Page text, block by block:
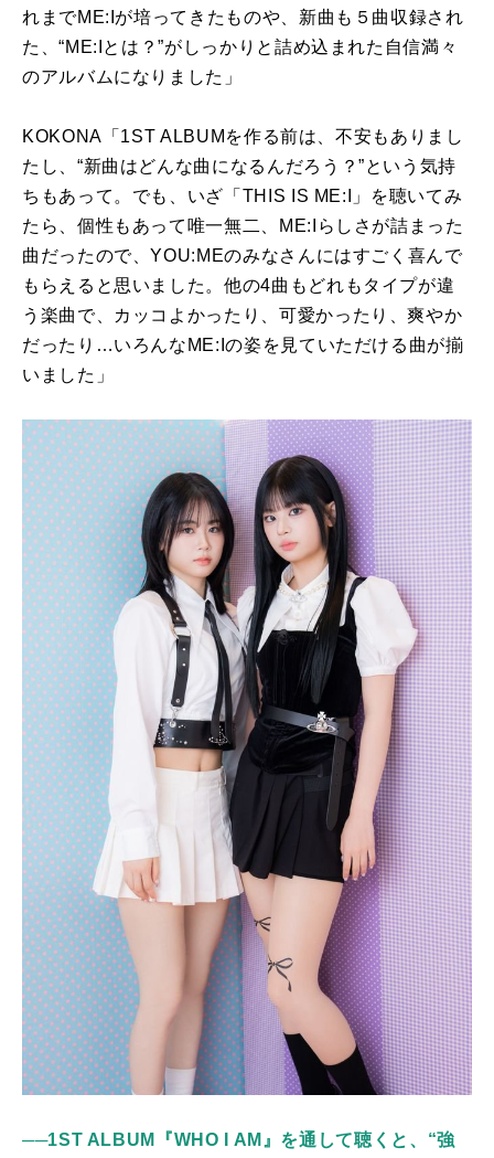
れまでME:I が培ってきたものや、新曲も５曲収録され
た、“ME:I とは？”がしっかりと詰め込まれた自信満々
のアルバムになりました」
KOKONA「 1ST ALBUM を作る前は、不安もありまし
たし、 “新曲はどんな曲になるんだろう？”という気持
ちもあって。でも、いざ「 THIS IS ME:I
」を聴いてみ
たら、個性もあって唯一無二、
ME:I らしさが詰まった
曲だったので、YOU:MEのみなさんにはすごく喜んで
もらえると思いました。他の4曲もどれもタイプが違
う楽曲で、カッコよかったり、可愛かったり、爽やか
だったり …いろんな ME:Iの姿を見ていただける曲が揃
いました」
──1ST ALBUM『WHO I AM』を通して聴くと、“強